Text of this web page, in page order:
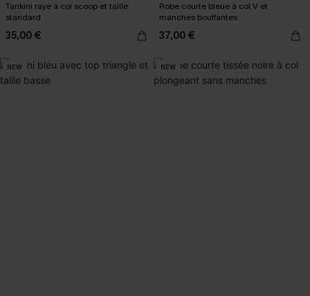
Tankini rayé à col scoop et taille
standard
35,00 €
Robe courte bleue à col V et
manches bouffantes
37,00 €
NEW NEW